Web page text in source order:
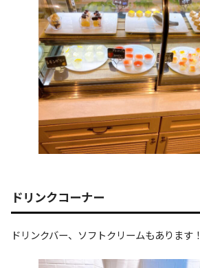
ドリンクコーナー
ドリンクバー、ソフトクリームもあります！